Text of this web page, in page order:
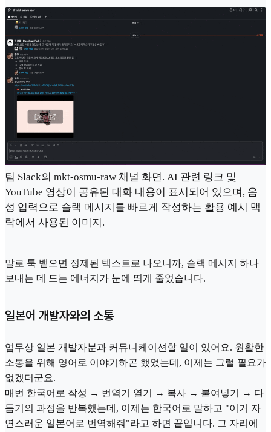
팀 Slack의 mkt-osmu-raw 채널 화면. AI 관련 링크 및
YouTube 영상이 공유된 대화 내용이 표시되어 있으며, 음
성 입력으로 슬랙 메시지를 빠르게 작성하는 활용 예시 맥
락에서 사용된 이미지.
말로 툭 뱉으면 정제된 텍스트로 나오니까, 슬랙 메시지 하나
보내는 데 드는 에너지가 눈에 띄게 줄었습니다.
일본어 개발자와의 소통
업무상 일본 개발자분과 커뮤니케이션할 일이 있어요. 원활한
소통을 위해 영어로 이야기하곤 했었는데, 이제는 그럴 필요가
없겠더군요.
매번 한국어로 작성 → 번역기 열기 → 복사 → 붙여넣기 → 다
듬기의 과정을 반복했는데, 이제는 한국어로 말하고 "이거 자
연스러운 일본어로 번역해줘"라고 하면 끝입니다. 그 자리에